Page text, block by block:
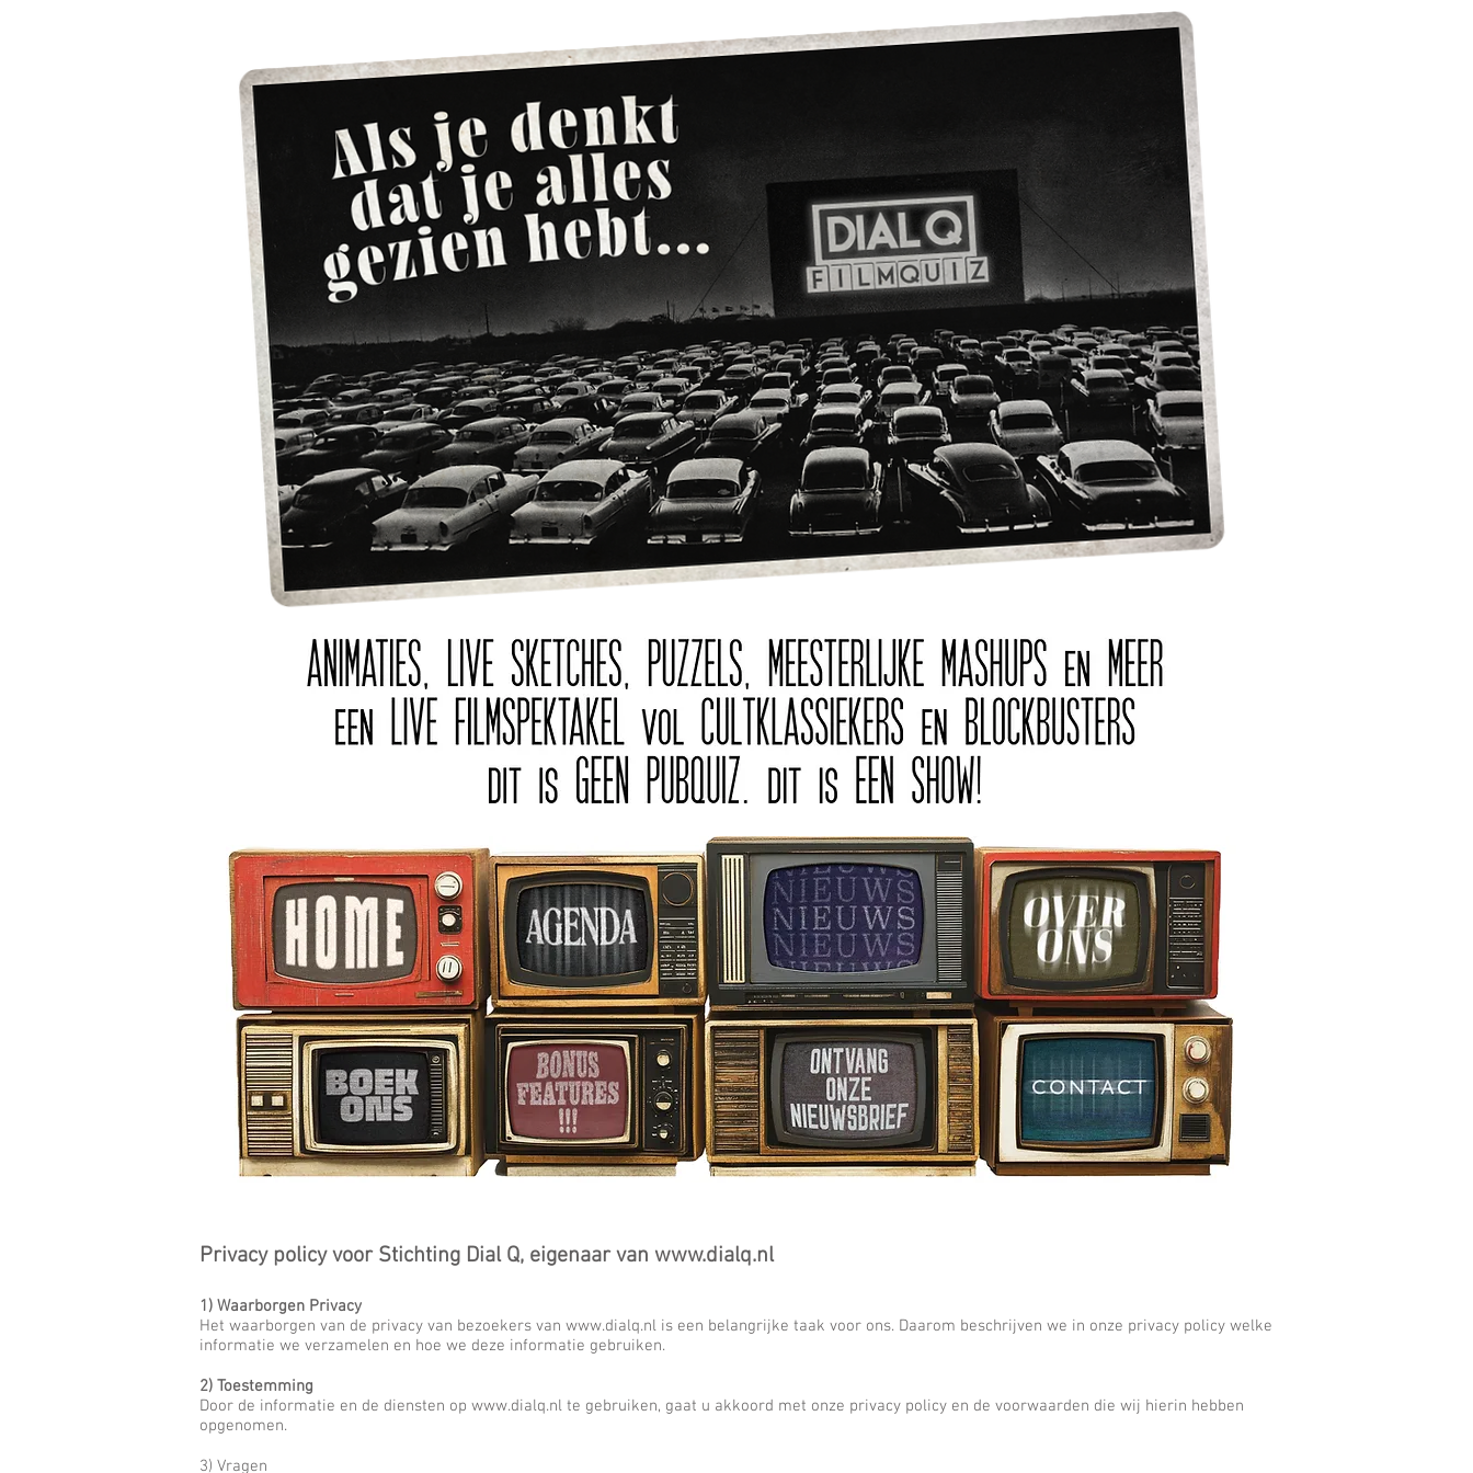
Privacy policy voor Stichting Dial Q, eigenaar van www.dialq.nl
1) Waarborgen Privacy
Het waarborgen van de privacy van bezoekers van www.dialq.nl is een belangrijke taak voor ons. Daarom beschrijven we in onze privacy policy welke
informatie we verzamelen en hoe we deze informatie gebruiken.
2) Toestemming
Door de informatie en de diensten op www.dialq.nl te gebruiken, gaat u akkoord met onze privacy policy en de voorwaarden die wij hierin hebben
opgenomen.
3) Vragen